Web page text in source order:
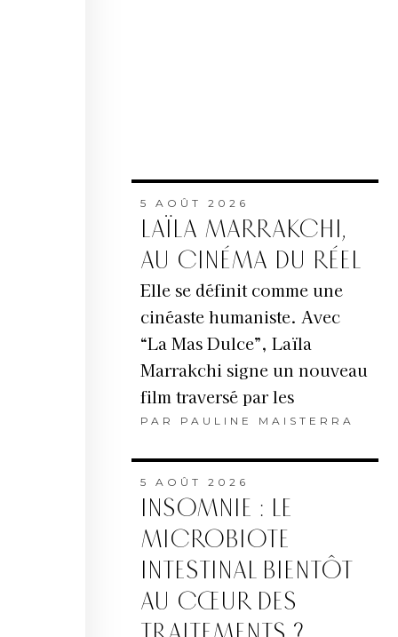
5 AOÛT 2026
LAÏLA MARRAKCHI,
AU CINÉMA DU RÉEL
Elle se définit comme une
cinéaste humaniste. Avec
“La Mas Dulce”, Laïla
Marrakchi signe un nouveau
film traversé par les
PAR PAULINE MAISTERRA
5 AOÛT 2026
INSOMNIE : LE
MICROBIOTE
INTESTINAL BIENTÔT
AU CŒUR DES